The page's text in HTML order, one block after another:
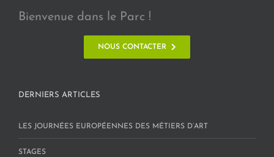
Bienvenue dans le Parc !
NOUS CONTACTER
DERNIERS ARTICLES
LES JOURNÉES EUROPÉENNES DES MÉTIERS D’ART
STAGES